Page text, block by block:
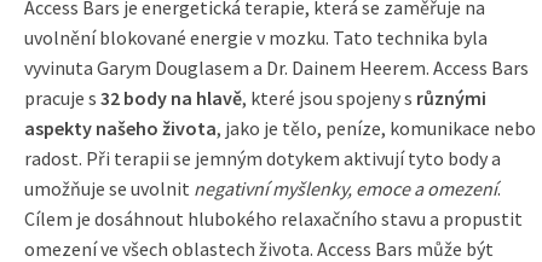
Access Bars je energetická terapie, která se zaměřuje na
uvolnění blokované energie v mozku. Tato technika byla
vyvinuta Garym Douglasem a Dr. Dainem Heerem. Access Bars
pracuje s 32 body na hlavě, které jsou spojeny s různými
aspekty našeho života, jako je tělo, peníze, komunikace nebo
radost. Při terapii se jemným dotykem aktivují tyto body a
umožňuje se uvolnit negativní myšlenky, emoce a omezení.
Cílem je dosáhnout hlubokého relaxačního stavu a propustit
omezení ve všech oblastech života. Access Bars může být